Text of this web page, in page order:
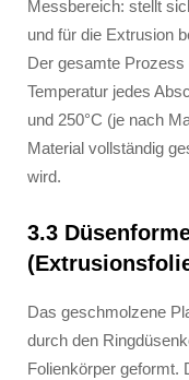
Messbereich: stellt
und für die Extrusion
Der gesamte Prozess
Temperatur jedes
und 250°C (je nach
Material vollständig
wird.
3.3
Das geschmolzene
durch den
Folienkörper geformt.